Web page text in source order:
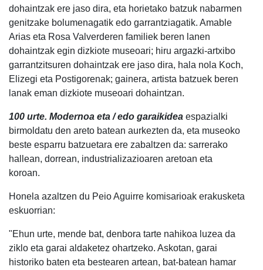
dohaintzak ere jaso dira, eta horietako batzuk nabarmen
genitzake bolumenagatik edo garrantziagatik. Amable
Arias eta Rosa Valverderen familiek beren lanen
dohaintzak egin dizkiote museoari; hiru argazki-artxibo
garrantzitsuren dohaintzak ere jaso dira, hala nola Koch,
Elizegi eta Postigorenak; gainera, artista batzuek beren
lanak eman dizkiote museoari dohaintzan.
100 urte. Modernoa eta / edo garaikidea espazialki
birmoldatu den areto batean aurkezten da, eta museoko
beste esparru batzuetara ere zabaltzen da: sarrerako
hallean, dorrean, industrializazioaren aretoan eta
koroan.
Honela azaltzen du Peio Aguirre komisarioak erakusketa
eskuorrian:
"Ehun urte, mende bat, denbora tarte nahikoa luzea da
ziklo eta garai aldaketez ohartzeko. Askotan, garai
historiko baten eta bestearen artean, bat-batean hamar